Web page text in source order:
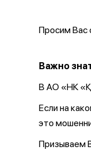
Просим Вас
Важно
В АО «НК
Если на
это
Призываем